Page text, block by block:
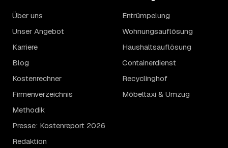
Über uns
Unser Angebot
Karriere
Blog
Kostenrechner
Firmenverzeichnis
Methodik
Presse: Kostenreport 2026
Redaktion
Entrümpelung
Wohnungsauflösung
Haushaltsauflösung
Containerdienst
Recyclinghof
Möbeltaxi & Umzug